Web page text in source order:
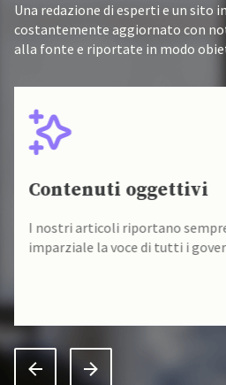
Una redazione di esperti e un sito
costantemente aggiornato con
alla fonte e riportate in modo
Fonti verificate
I nostri contenuti sono
da un team di accademici